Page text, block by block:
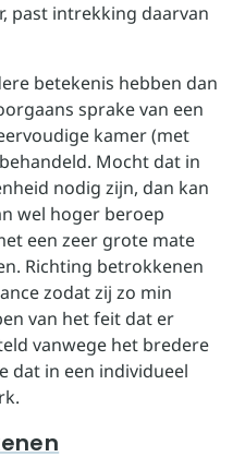
past intrekking daarvan
betekenis hebben dan
sprake van een
kamer (met
Mocht dat in
nodig zijn, dan kan
wel hoger beroep
een zeer grote mate
Richting betrokkenen
zodat zij zo min
van het feit dat er
vanwege het bredere
dat in een individueel